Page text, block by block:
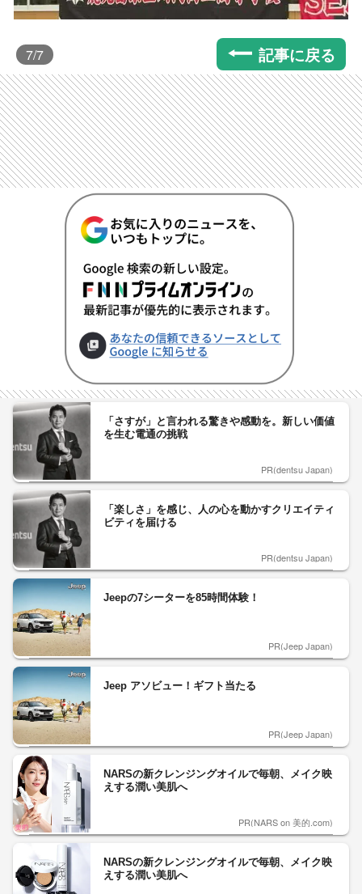
7/7 記事に戻る
「さすが」と言われる驚きや感動を。新しい価値
を生む電通の挑戦
PR(dentsu Japan)
「楽しさ」を感じ、人の心を動かすクリエイティ
ビティを届ける
PR(dentsu Japan)
Jeepの7シーターを85時間体験！
PR(Jeep Japan)
Jeep アソビュー！ギフト当たる
PR(Jeep Japan)
NARSの新クレンジングオイルで毎朝、メイク映
えする潤い美肌へ
PR(NARS on 美的.com)
NARSの新クレンジングオイルで毎朝、メイク映
えする潤い美肌へ